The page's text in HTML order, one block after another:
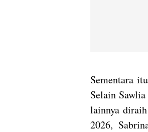
Sementara
Selain
lainnya
2026,